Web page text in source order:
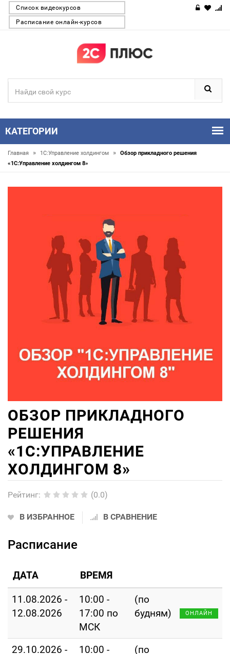
Список видеокурсов
Расписание онлайн-курсов
КАТЕГОРИИ
Главная » 1С:Управление холдингом »
Обзор прикладного решения
«1С:Управление холдингом 8»
ОБЗОР ПРИКЛАДНОГО
РЕШЕНИЯ
«1С:УПРАВЛЕНИЕ
ХОЛДИНГОМ 8»
Рейтинг: (0.0)
В ИЗБРАННОЕ В СРАВНЕНИЕ
Расписание
ДАТА ВРЕМЯ
11.08.2026 -
12.08.2026
10:00 -
17:00 по
МСК
(по
будням)
ОНЛАЙН
29.10.2026 -
10:00 -
(по